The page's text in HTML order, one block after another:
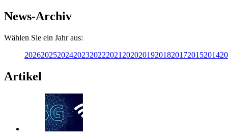
News-Archiv
Wählen Sie ein Jahr aus:
202620252024202320222021 202020192018201720152014
Artikel